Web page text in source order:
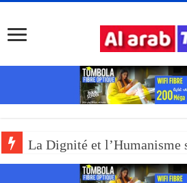
La Dignité et l’Humanisme